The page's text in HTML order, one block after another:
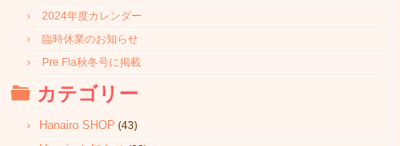
2024年度カレンダー
臨時休業のお知らせ
Pre Fla秋冬号に掲載
カテゴリー
Hanairo SHOP (43)